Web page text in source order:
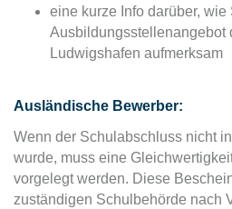
eine kurze Info darüber, wie
Ausbildungsstellenangebot
Ludwigshafen aufmerksam
Ausländische Bewerber:
Wenn der Schulabschluss nicht
wurde, muss eine
vorgelegt werden. Diese
zuständigen Schulbehörde nach